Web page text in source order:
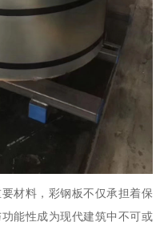
材料，彩钢板不仅承担着保
能性成为现代建筑中不可或